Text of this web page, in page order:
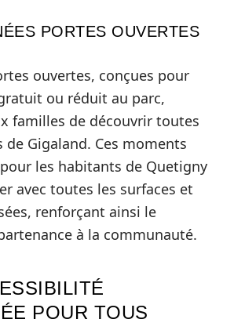
PORTES OUVERTES
ouvertes, conçues pour
ou réduit au parc,
familles de découvrir toutes
Gigaland. Ces moments
les habitants de Quetigny
avec toutes les surfaces et
renforçant ainsi le
à la communauté.
POUR TOUS